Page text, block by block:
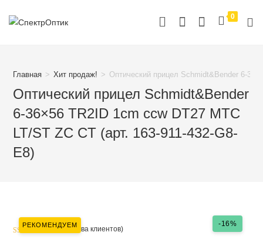
0
Главная > Хит продаж! > Оптический прицел Schmidt&Bender 6-
Оптический прицел Schmidt&Bender
6-36×56 TR2ID 1cm ccw DT27 MTC
LT/ST ZC CT (арт. 163-911-432-G8-
E8)
РЕКОМЕНДУЕМ -16%
(2отзыва клиентов)